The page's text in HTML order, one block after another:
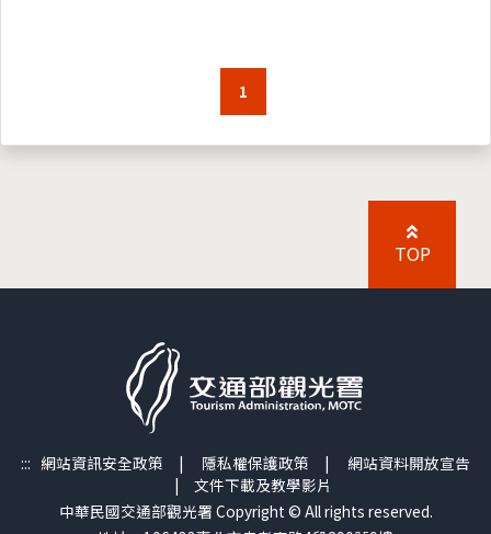
1
TOP
::: 網站資訊安全政策 | 隱私權保護政策 | 網站資料開放宣告
| 文件下載及教學影片
中華民國交通部觀光署 Copyright © All rights reserved.